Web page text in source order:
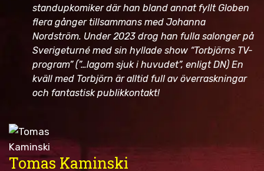
standupkomiker där han bland annat fyllt Globen
flera gånger tillsammans med Johanna
Nordström. Under 2023 drog han fulla salonger på
Sverigeturné med sin hyllade show “Torbjörns TV-
program” (”…lagom sjuk i huvudet”, enligt DN) En
kväll med Torbjörn är alltid full av överraskningar
och fantastisk publikkontakt!
Tomas Kaminski